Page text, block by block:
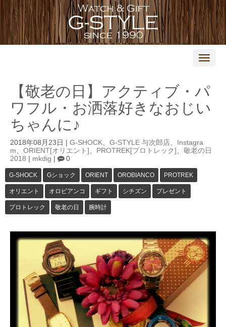
N
g
a
【敬老の日】アクティブ・パ
ワフル・お洒落好きなおじい
ちゃんに♪
2018年08月23日 | G-SHOCK G-STYLE 与次郎店
Instagra
m
ORIENT[オリエント] PROTREK[プロトレック]
敬老の日
2018 | mkdig | 0
G-SHOCK Gショック ORIENT OROBIANCO PROTREK
オリエント オロビアンコ ギフト シチズン プレゼント
プロトレック 敬老の日 腕時計